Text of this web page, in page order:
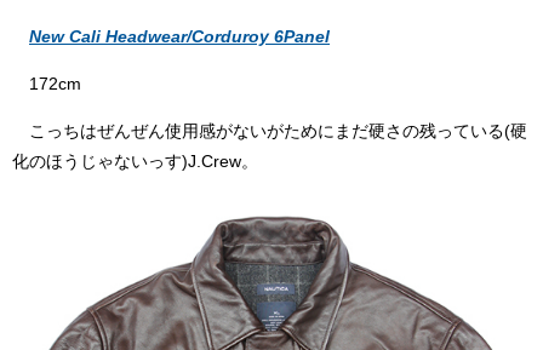
New Cali Headwear/Corduroy 6Panel
172cm
こっちはぜんぜん使用感がないがためにまだ硬さの残っている(硬
化のほうじゃないっす)J.Crew。